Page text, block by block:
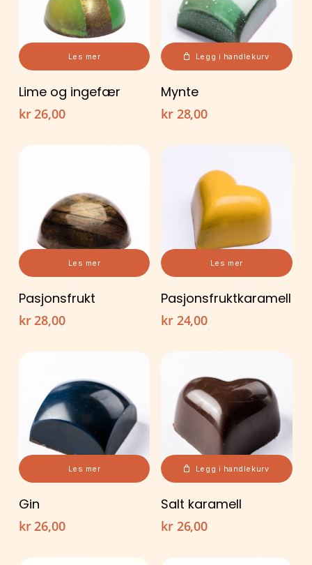
Les mer
Lime og ingefær
kr26,00
Legg i handlekurv
Mynte
kr28,00
Les mer
Pasjonsfrukt
kr28,00
Les mer
Pasjonsfruktkaramell
kr24,00
Les mer
Gin
kr26,00
Legg i handlekurv
Salt karamell
kr26,00